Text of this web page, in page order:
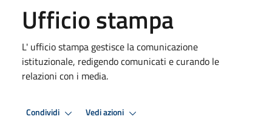
Ufficio stampa
L' ufficio stampa gestisce la comunicazione
istituzionale, redigendo comunicati e curando le
relazioni con i media.
Condividi Vedi azioni